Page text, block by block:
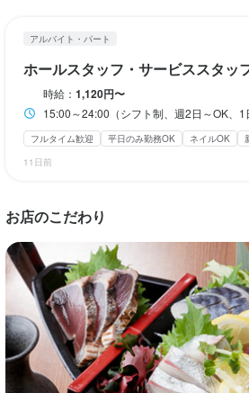
アルバイト・パート
ホールスタッフ・サービススタッ
時給： 1,120円〜
15:00～24:00（シフト制、週2日～OK、1
フルタイム歓迎 平日のみ勤務OK ネイルOK
11日前
お店のこだわり
待遇
・社会保険完備（厚生年金、雇用保険、健
・社員登用有り
まかない・食事補助あり 社会保険完備 社内イベン
ネイルOK
特徴
履歴書不要 学歴不問
駅チカ(徒歩5分以内)
仕事内容
【ホールスタッフ】
ご案内、オーダー受付、ドリンク作成、